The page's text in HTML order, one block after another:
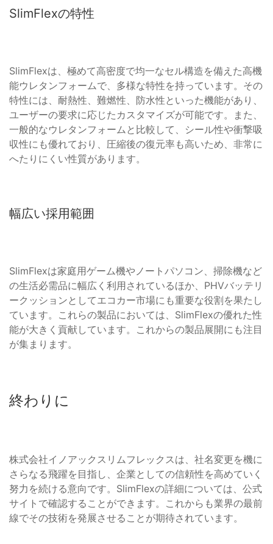
SlimFlexの特性
SlimFlexは、極めて高密度で均一なセル構造を備えた高機
能ウレタンフォームで、多様な特性を持っています。その
特性には、耐熱性、難燃性、防水性といった機能があり、
ユーザーの要求に応じたカスタマイズが可能です。また、
一般的なウレタンフォームと比較して、シール性や衝撃吸
収性にも優れており、圧縮後の復元率も高いため、非常に
へたりにくい性質があります。
幅広い採用範囲
SlimFlexは家庭用ゲーム機やノートパソコン、掃除機など
の生活必需品に幅広く利用されているほか、PHVバッテリ
ークッションとしてエコカー市場にも重要な役割を果たし
ています。これらの製品においては、SlimFlexの優れた性
能が大きく貢献しています。これからの製品展開にも注目
が集まります。
終わりに
株式会社イノアックスリムフレックスは、社名変更を機に
さらなる飛躍を目指し、企業としての信頼性を高めていく
努力を続ける意向です。SlimFlexの詳細については、公式
サイトで確認することができます。これからも業界の最前
線でその技術を発展させることが期待されています。